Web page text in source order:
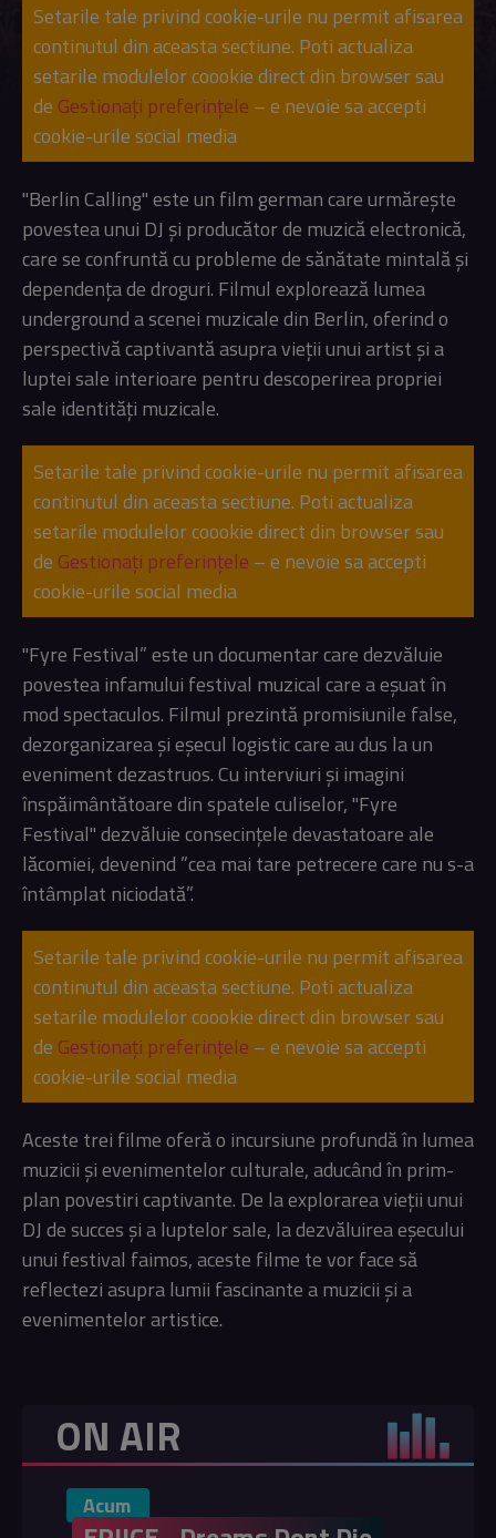
Setarile tale privind cookie-urile nu permit afisarea
continutul din aceasta sectiune. Poti actualiza
setarile modulelor coookie direct din browser sau
de Gestionați preferințele – e nevoie sa accepti
cookie-urile social media
"Berlin Calling" este un film german care urmărește
povestea unui DJ și producător de muzică electronică,
care se confruntă cu probleme de sănătate mintală și
dependența de droguri. Filmul explorează lumea
underground a scenei muzicale din Berlin, oferind o
perspectivă captivantă asupra vieții unui artist și a
luptei sale interioare pentru descoperirea propriei
sale identități muzicale.
Setarile tale privind cookie-urile nu permit afisarea
continutul din aceasta sectiune. Poti actualiza
setarile modulelor coookie direct din browser sau
de Gestionați preferințele – e nevoie sa accepti
cookie-urile social media
"Fyre Festival” este un documentar care dezvăluie
povestea infamului festival muzical care a eșuat în
mod spectaculos. Filmul prezintă promisiunile false,
dezorganizarea și eșecul logistic care au dus la un
eveniment dezastruos. Cu interviuri și imagini
înspăimântătoare din spatele culiselor, "Fyre
Festival" dezvăluie consecințele devastatoare ale
lăcomiei, devenind ”cea mai tare petrecere care nu s-a
întâmplat niciodată”.
Setarile tale privind cookie-urile nu permit afisarea
continutul din aceasta sectiune. Poti actualiza
setarile modulelor coookie direct din browser sau
de Gestionați preferințele – e nevoie sa accepti
cookie-urile social media
Aceste trei filme oferă o incursiune profundă în lumea
muzicii și evenimentelor culturale, aducând în prim-
plan povestiri captivante. De la explorarea vieții unui
DJ de succes și a luptelor sale, la dezvăluirea eșecului
unui festival faimos, aceste filme te vor face să
reflectezi asupra lumii fascinante a muzicii și a
evenimentelor artistice.
ON AIR
Acum